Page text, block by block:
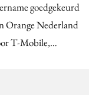
goedgekeurd
Orange Nederland
T-Mobile,…